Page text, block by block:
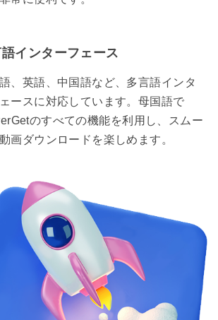
インターフェース
、英語、中国語など、多言語インタ
ースに対応しています。母国語で
のすべての機能を利用し、スムー
画ダウンロードを楽しめます。